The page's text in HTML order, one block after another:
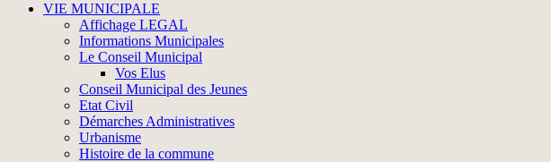
VIE MUNICIPALE
Affichage LEGAL
Informations Municipales
Le Conseil Municipal
Vos Elus
Conseil Municipal des Jeunes
Etat Civil
Démarches Administratives
Urbanisme
Histoire de la commune